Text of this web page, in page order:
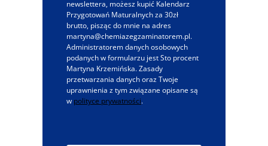
newslettera, możesz kupić Kalendarz
Przygotowań Maturalnych za 30zł
brutto, pisząc do mnie na adres
martyna@chemiazegzaminatorem.pl.
Administratorem danych osobowych
podanych w formularzu jest Sto procent
Martyna Krzemińska. Zasady
przetwarzania danych oraz Twoje
uprawnienia z tym związane opisane są
w polityce prywatności.